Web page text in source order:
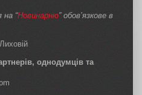
на “Новинарню” обов’язкове в
однодумців та